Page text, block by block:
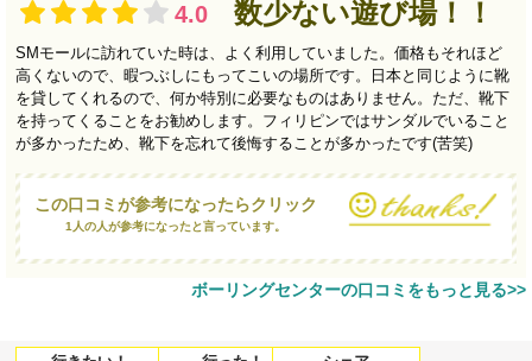
4.0 数少ない遊び場！！
SMモールに訪れていた時は、よく利用していました。価格もそれほど
高くないので、暇つぶしにもってこいの場所です。日本と同じように靴
を貸してくれるので、何か特別に必要なものはありません。ただ、靴下
を持ってくることをお勧めします。フィリピンではサンダルでいること
が多かったため、靴下を忘れて後悔することが多かったです(苦笑)
この口コミが参考になったらクリック
1人の人が参考になったと言っています。
ボーリングセンターの口コミをもっと見る>>